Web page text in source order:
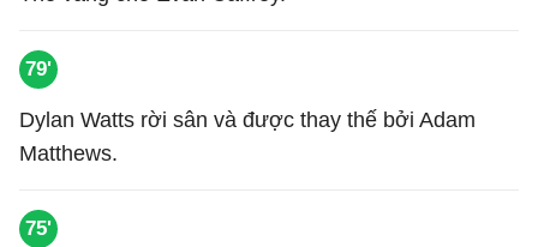
79'
Dylan Watts rời sân và được thay thế bởi Adam
Matthews.
75'